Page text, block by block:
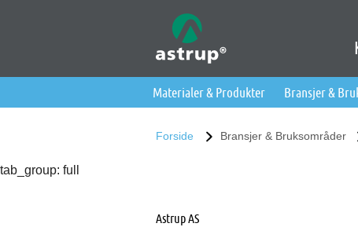
Materialer & Produkter Bransjer &
Forside Bransjer & Bruksområder
tab_group: full
Astrup AS